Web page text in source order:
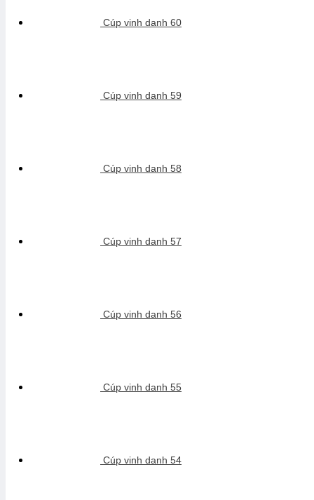
Cúp vinh danh 60
Cúp vinh danh 59
Cúp vinh danh 58
Cúp vinh danh 57
Cúp vinh danh 56
Cúp vinh danh 55
Cúp vinh danh 54